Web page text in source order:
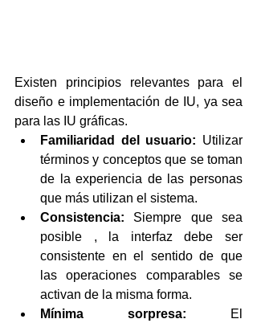
Existen principios relevantes para el
diseño e implementación de IU, ya sea
para las IU gráficas.
Familiaridad del usuario: Utilizar
términos y conceptos que se toman
de la experiencia de las personas
que más utilizan el sistema.
Consistencia: Siempre que sea
posible , la interfaz debe ser
consistente en el sentido de que
las operaciones comparables se
activan de la misma forma.
Mínima sorpresa: El